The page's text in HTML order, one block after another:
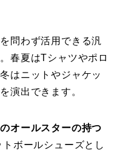
問わず活用できる汎
春夏はTシャツやポロ
はニットやジャケッ
演出できます。
オールスターの持つ
トボールシューズとし